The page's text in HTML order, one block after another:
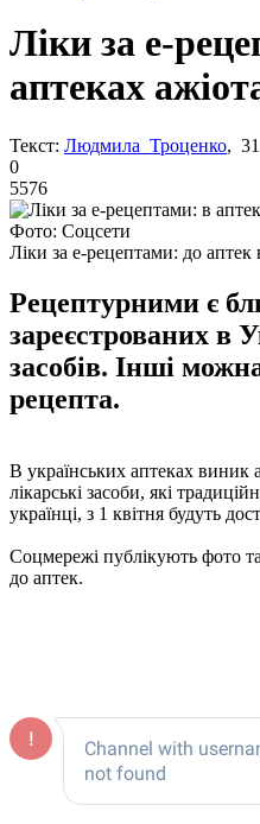
Ліки за е-
аптеках
Текст: Людмила Троценко, 31
0
5576
Фото: Соцсети
Ліки за е-рецептами: до
Рецептурними є
зареєстрованих в
засобів. Інші
рецепта.
В українських аптеках
лікарські засоби, які
українці, з 1 квітня будуть
Соцмережі публікують фото
до аптек.